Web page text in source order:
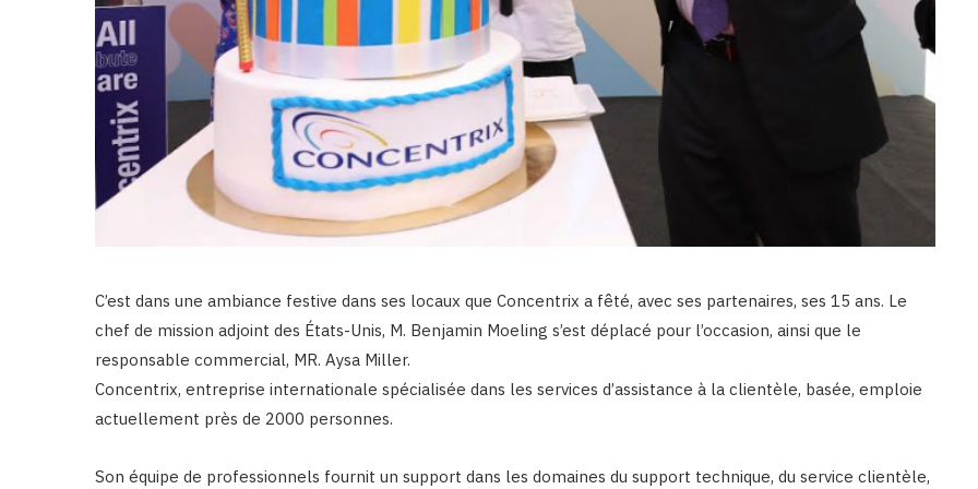
C’est dans une ambiance festive dans ses locaux que Concentrix a fêté, avec ses partenaires, ses 15 ans. Le
chef de mission adjoint des États-Unis, M. Benjamin Moeling s’est déplacé pour l’occasion, ainsi que le
responsable commercial, MR. Aysa Miller.
Concentrix, entreprise internationale spécialisée dans les services d’assistance à la clientèle, basée, emploie
actuellement près de 2000 personnes.
Son équipe de professionnels fournit un support dans les domaines du support technique, du service clientèle,